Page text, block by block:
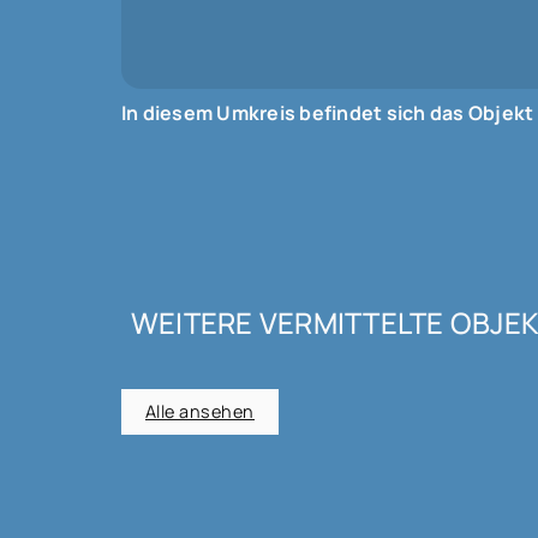
In diesem Umkreis befindet sich das Objekt
WEITERE VERMITTELTE
Alle ansehen